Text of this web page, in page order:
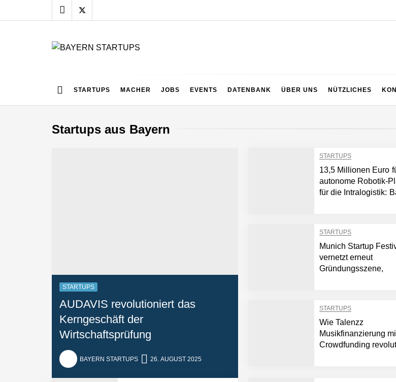
to
STARTUPS MACHER JOBS EVENTS DATENBANK ÜBER UNS NÜTZLICHES
Startups aus Bayern
STARTUPS
AUDAVIS revolutioniert das
Kerngeschäft der
Wirtschaftsprüfung
BAYERN STARTUPS 26. AUGUST 2025
STARTUPS
13,5 Millionen Euro
autonome Robotik-
für die Intralogistik:
STARTUPS
Munich Startup
vernetzt erneut
Gründungsszene,
STARTUPS
Wie Talenzz
Musikfinanzierung
Crowdfunding